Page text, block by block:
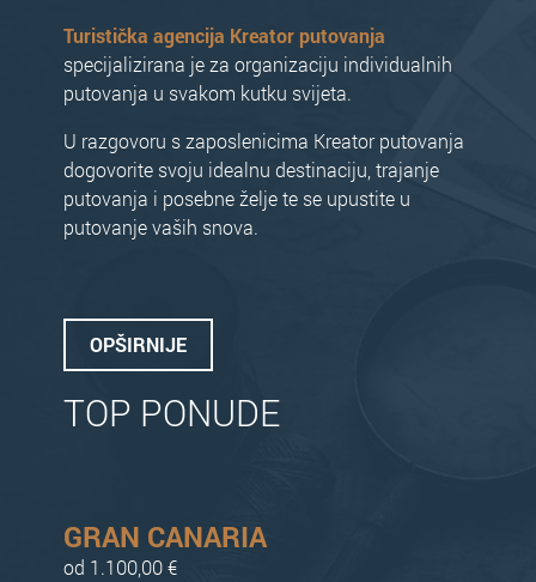
Turistička agencija Kreator putovanja
specijalizirana je za organizaciju individualnih
putovanja u svakom kutku svijeta.
U razgovoru s zaposlenicima Kreator putovanja
dogovorite svoju idealnu destinaciju, trajanje
putovanja i posebne želje te se upustite u
putovanje vaših snova.
OPŠIRNIJE
TOP PONUDE
GRAN CANARIA
od 1.100,00 €